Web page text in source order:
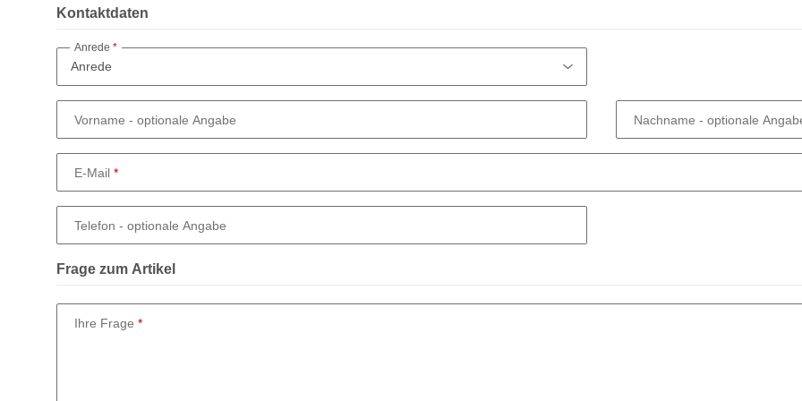
Kontaktdaten
Anrede
Vorname - optionale Angabe Nachname - optionale
E-Mail
Telefon - optionale Angabe
Frage zum Artikel
Ihre Frage